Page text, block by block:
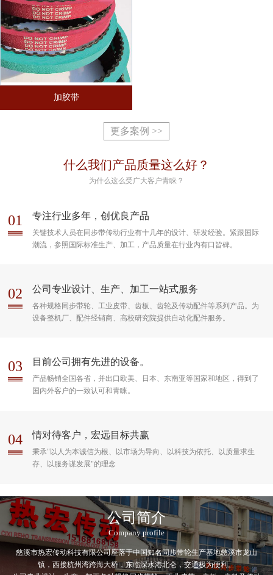
加胶带
更多案例 >>
什么我们产品质量这么好？
为什么这么受广大客户青睐？
01 专注行业多年，创优良产品
关键技术人员在同步带传动行业有十几年的设计、研发经验。紧跟国际
潮流，参照国际标准生产、加工，产品质量在行业内有口皆碑。
02 公司专业设计、生产、加工一站式服务
各种规格同步带轮、工业皮带、齿板、齿轮及传动配件等系列产品。为
设备整机厂、配件经销商、高校研究院提供自动化配件服务。
03 目前公司拥有先进的设备。
产品畅销全国各省，并出口欧美、日本、东南亚等国家和地区，得到了
国内外客户的一致认可和青睐。
04 情对待客户，宏远目标共赢
秉承"以人为本诚信为根、以市场为导向、以科技为依托、以质量求生
存、以服务谋发展"的理念
公司简介
Company profile
慈溪市热宏传动科技有限公司座落于中国知名同步带轮生产基地慈溪市龙山
镇，西接杭州湾跨海大桥，东临深水港北仑，交通极为便利。